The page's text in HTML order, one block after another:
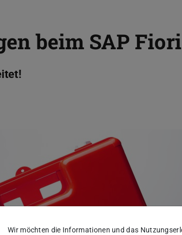
beim SAP
Wir möchten die Informationen und das